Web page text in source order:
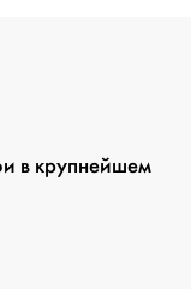
в крупнейшем